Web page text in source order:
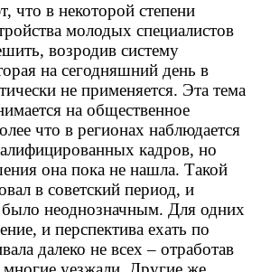
что в некоторой степени
молодых специалистов
возродив систему
на сегодняшний день в
не применяется. Эта тема
на общественное
что в регионах наблюдается
кадров, но
она пока не нашла. Такой
в советский период, и
неоднозначным. Для одних
и перспектива ехать по
далеко не всех – отработав